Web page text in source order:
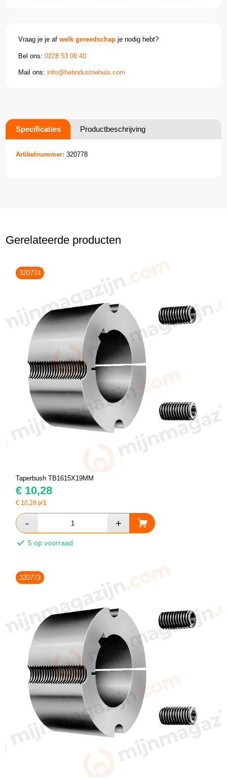
Vraag je je afwelk gereedschap je nodig hebt?
Bel ons:0228 53 00 40
Mail ons:info@hetindustriehuis.com
Specificaties Productbeschrijving
Artikelnummer: 320778
Gerelateerde producten
320774
Taperbush TB1615X19MM
€ 10,28
€ 10,28 p/1
5 op voorraad
320773